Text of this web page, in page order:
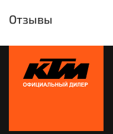
Отзывы